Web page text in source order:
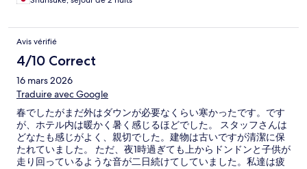
Avis vérifié
4/10 Correct
16 mars 2026
Traduire avec Google
春でしたがまだ外はダウンが必要なくらい寒かったです。です
が、ホテル内は暖かく暑く感じるほどでした。 スタッフさんは
どなたも感じがよく、親切でした。建物は古いですが清潔に保
たれていました。 ただ、夜1時過ぎても上からドンドンと子供が
走り回っているような音が二日続けてしていました。私達は疲